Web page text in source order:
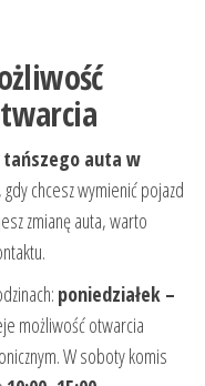
tańszego auta w
chcesz wymienić pojazd
zmianę auta, warto
poniedziałek –
możliwość otwarcia
W soboty komis